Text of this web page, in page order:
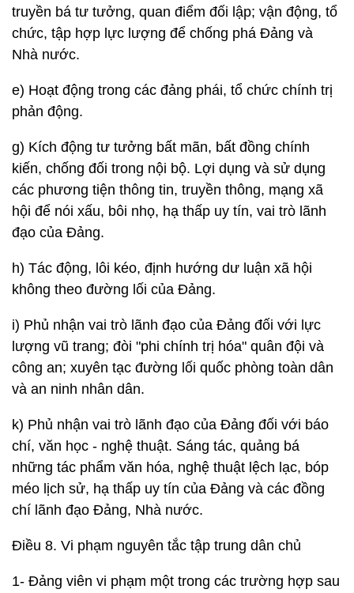
truyền bá tư tưởng, quan điểm đối lập; vận động, tổ
chức, tập hợp lực lượng để chống phá Đảng và
Nhà nước.
e) Hoạt động trong các đảng phái, tổ chức chính trị
phản động.
g) Kích động tư tưởng bất mãn, bất đồng chính
kiến, chống đối trong nội bộ. Lợi dụng và sử dụng
các phương tiện thông tin, truyền thông, mạng xã
hội để nói xấu, bôi nhọ, hạ thấp uy tín, vai trò lãnh
đạo của Đảng.
h) Tác động, lôi kéo, định hướng dư luận xã hội
không theo đường lối của Đảng.
i) Phủ nhận vai trò lãnh đạo của Đảng đối với lực
lượng vũ trang; đòi "phi chính trị hóa" quân đội và
công an; xuyên tạc đường lối quốc phòng toàn dân
và an ninh nhân dân.
k) Phủ nhận vai trò lãnh đạo của Đảng đối với báo
chí, văn học - nghệ thuật. Sáng tác, quảng bá
những tác phẩm văn hóa, nghệ thuật lệch lạc, bóp
méo lịch sử, hạ thấp uy tín của Đảng và các đồng
chí lãnh đạo Đảng, Nhà nước.
Điều 8. Vi phạm nguyên tắc tập trung dân chủ
1- Đảng viên vi phạm một trong các trường hợp sau